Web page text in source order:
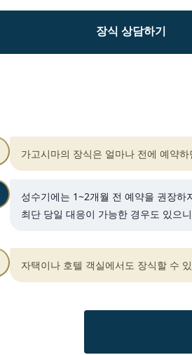
장식 상담하기
가고시마의 장식은 얼마나 전에 예약하
성수기에는 1~2개월 전 예약을 권장
최단 당일 대응이 가능한 경우도 있으
자택이나 호텔 객실에서도 장식할 수